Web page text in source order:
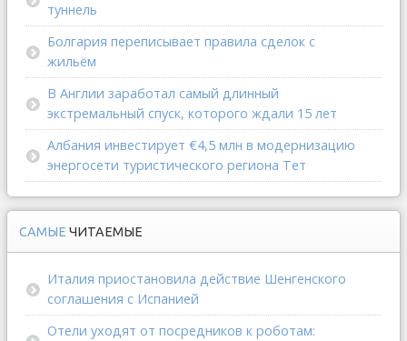
туннель
Болгария переписывает правила сделок с
жильём
В Англии заработал самый длинный
экстремальный спуск, которого ждали 15 лет
Албания инвестирует €4,5 млн в модернизацию
энергосети туристического региона Тет
САМЫЕ ЧИТАЕМЫЕ
Италия приостановила действие Шенгенского
соглашения с Испанией
Отели уходят от посредников к роботам: